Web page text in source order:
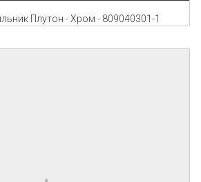
Плутон - Хром - 809040301-1